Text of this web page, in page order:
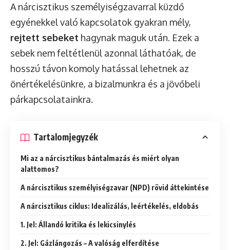
A nárcisztikus személyiségzavarral küzdő
egyénekkel való kapcsolatok gyakran mély,
rejtett sebeket hagynak maguk után. Ezek a
sebek nem feltétlenül azonnal láthatóak, de
hosszú távon komoly hatással lehetnek az
önértékelésünkre, a bizalmunkra és a jövőbeli
párkapcsolatainkra.
Tartalomjegyzék
Mi az a nárcisztikus bántalmazás és miért olyan
alattomos?
A nárcisztikus személyiségzavar (NPD) rövid áttekintése
A nárcisztikus ciklus: Idealizálás, leértékelés, eldobás
1. Jel: Állandó kritika és lekicsinylés
2. Jel: Gázlángozás – A valóság elferdítése